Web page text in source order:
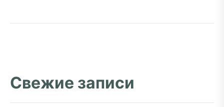
Свежие записи